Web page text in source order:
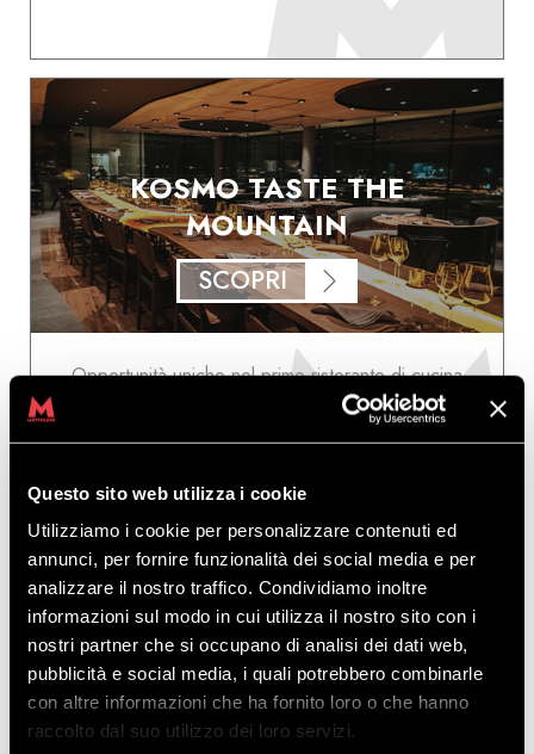
Questo sito web utilizza i cookie
Utilizziamo i cookie per personalizzare contenuti ed
annunci, per fornire funzionalità dei social media e per
analizzare il nostro traffico. Condividiamo inoltre
informazioni sul modo in cui utilizza il nostro sito con i
nostri partner che si occupano di analisi dei dati web,
pubblicità e social media, i quali potrebbero combinarle
con altre informazioni che ha fornito loro o che hanno
raccolto dal suo utilizzo dei loro servizi.
KOSMO TASTE THE
MOUNTAIN
SCOPRI
Opportunità uniche nel primo ristorante di cucina
RENTAL MOTTOLINO
RENTAL
MOTTOLINO